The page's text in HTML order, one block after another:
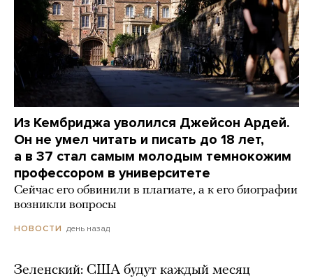
Из Кембриджа уволился Джейсон Ардей.
Он не умел читать и писать до 18 лет,
а в 37 стал самым молодым темнокожим
профессором в университете
Сейчас его обвинили в плагиате, а к его биографии
возникли вопросы
НОВОСТИ день назад
Зеленский: США будут каждый месяц